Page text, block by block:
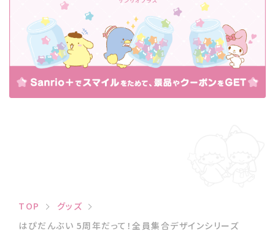
TOP
グッズ
はぴだんぶい 5周年だって！全員集合デザインシリーズ